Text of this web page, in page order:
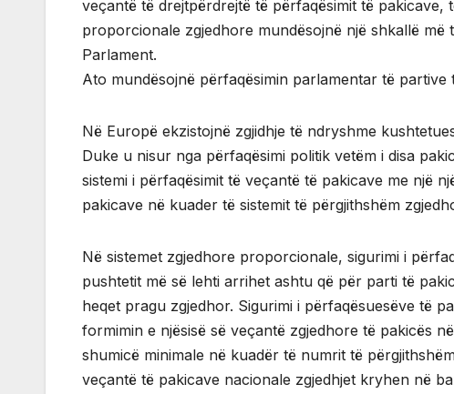
veçantë të drejtpërdrejtë të përfaqësimit të
proporcionale zgjedhore mundësojnë një shkallë
Parlament.
Ato mundësojnë përfaqësimin parlamentar të
Në Europë ekzistojnë zgjidhje të ndryshme
Duke u nisur nga përfaqësimi politik vetëm i disa
sistemi i përfaqësimit të veçantë të pakicave me një
pakicave në kuader të sistemit të përgjithshëm
Në sistemet zgjedhore proporcionale, sigurimi i
pushtetit më së lehti arrihet ashtu që për parti të
heqet pragu zgjedhor. Sigurimi i përfaqësuesëve të
formimin e njësisë së veçantë zgjedhore të pakicës
shumicë minimale në kuadër të numrit të
veçantë të pakicave nacionale zgjedhjet kryhen në